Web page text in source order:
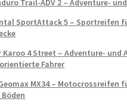
Trail-ADV 2 – Adventure-
SportAttack 5 – Sportreifen
Karoo 4 Street – Adventure- und
Fahrer
MX34 – Motocrossreifen